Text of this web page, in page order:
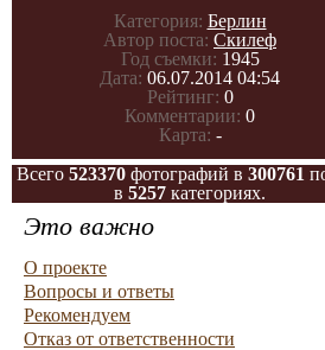
Категория: Берлин
Автор поста: Скилеф
Год съемки: 1945
Дата: 06.07.2014 04:54
Рейтинг: 0
Комментарии: 0
Карта: -
Всего 523370фотографий в 300761
в 5257 категориях.
Это важно
О проекте
Вопросы и ответы
Рекомендуем
Отказ от ответственности